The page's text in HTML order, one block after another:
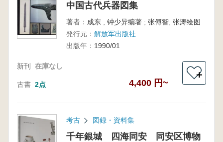
中国古代兵器図集
著者： 成东 , 钟少异编著 ; 张傅智, 张涛绘图
発行元： 解放军出版社
出版年： 1990/01
新刊 在庫なし
古書 2点 4,400 円~
＋
考古 図録・資料集
千年銀城 四海同安 同安区博物